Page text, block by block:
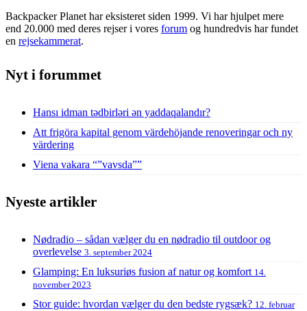
Backpacker Planet har eksisteret siden 1999. Vi har hjulpet mere
end 20.000 med deres rejser i vores forum og hundredvis har fundet
en rejsekammerat.
Nyt i forummet
Hansı idman tədbirləri ən yaddaqalandır?
Att frigöra kapital genom värdehöjande renoveringar och ny
värdering
Viena vakara “”vavsda””
Nyeste artikler
Nødradio – sådan vælger du en nødradio til outdoor og
overlevelse 3. september 2024
Glamping: En luksuriøs fusion af natur og komfort 14.
november 2023
Stor guide: hvordan vælger du den bedste rygsæk? 12. februar